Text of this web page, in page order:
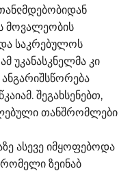
მოვალეობის
საკრებულოს
უკანასკნელმა კი
შეგახსენებთ,
თანშრომლები
ასევე იმყოფებოდა
ზეინაბ